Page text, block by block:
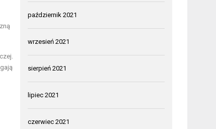
październik 2021
wrzesień 2021
sierpień 2021
lipiec 2021
czerwiec 2021